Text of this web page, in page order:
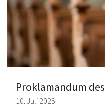
Proklamandum
10. Juli 2026